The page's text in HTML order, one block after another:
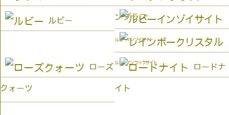
ングラス
ルビー
ルビーインゾイサイト
ルビーインフックサイト
ローズ
クォーツ
ロードナ
イト